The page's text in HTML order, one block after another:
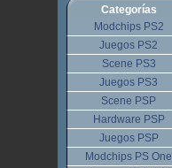
Categorías
Modchips PS2
Juegos PS2
Scene PS3
Juegos PS3
Scene PSP
Hardware PSP
Juegos PSP
Modchips PS One